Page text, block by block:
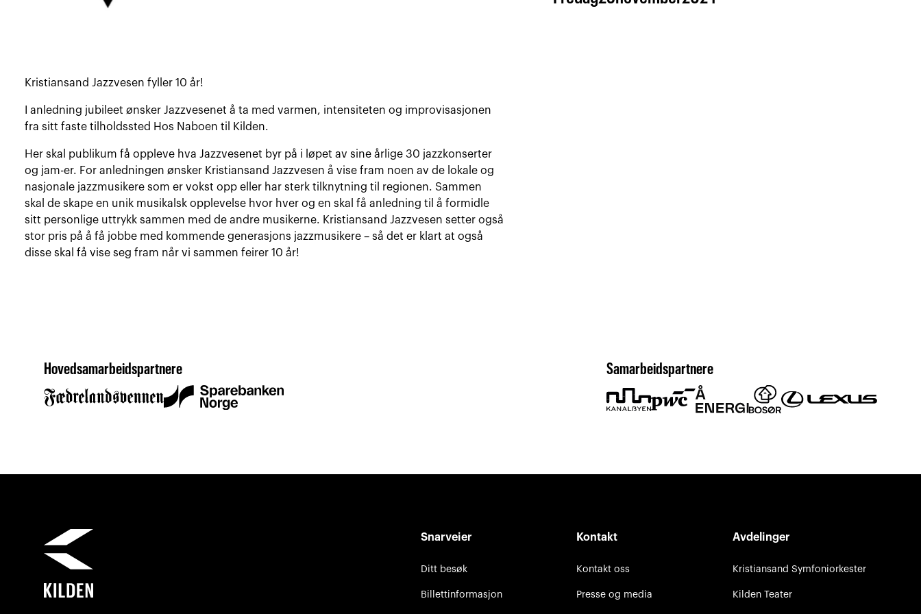
Kristiansand Jazzvesen fyller 10 år!
I anledning jubileet ønsker Jazzvesenet å ta med varmen, intensiteten og improvisasjonen
fra sitt faste tilholdssted Hos Naboen til Kilden.
Her skal publikum få oppleve hva Jazzvesenet byr på i løpet av sine årlige 30 jazzkonserter
og jam-er. For anledningen ønsker Kristiansand Jazzvesen å vise fram noen av de lokale og
nasjonale jazzmusikere som er vokst opp eller har sterk tilknytning til regionen. Sammen
skal de skape en unik musikalsk opplevelse hvor hver og en skal få anledning til å formidle
sitt personlige uttrykk sammen med de andre musikerne. Kristiansand Jazzvesen setter også
stor pris på å få jobbe med kommende generasjons jazzmusikere – så det er klart at også
disse skal få vise seg fram når vi sammen feirer 10 år!
Hovedsamarbeidspartnere Samarbeidspartnere
Snarveier
Ditt besøk
Billettinformasjon
Kontakt
Kontakt oss
Presse og media
Avdelinger
Kristiansand Symfoniorkester
Kilden Teater